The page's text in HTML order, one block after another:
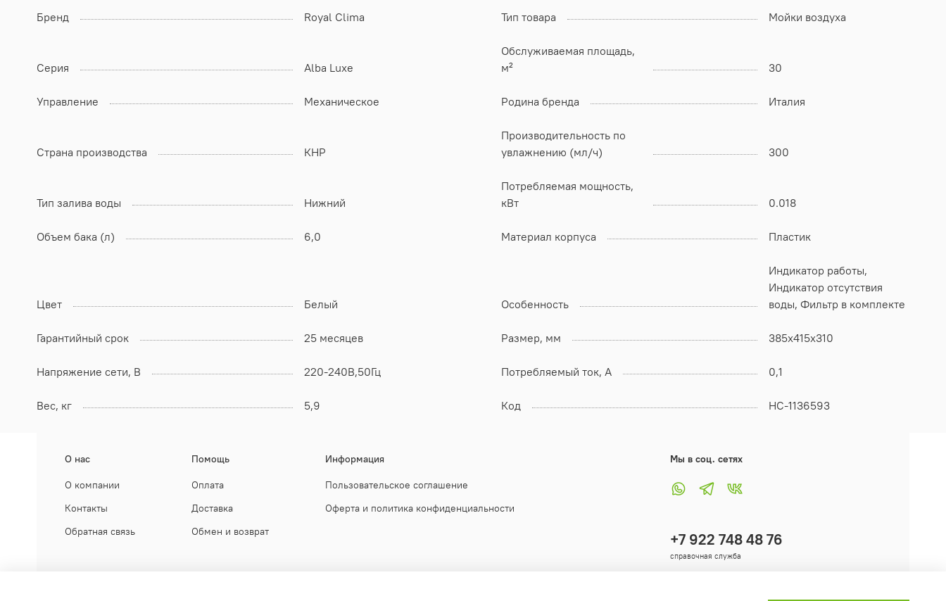
Бренд Royal Clima Тип товара Мойки воздуха
Серия Alba Luxe
Обслуживаемая площадь,
м²
30
Управление Механическое Родина бренда Италия
Страна производства КНР
Производительность по
увлажнению (мл/ч)
300
Тип залива воды Нижний
Потребляемая мощность,
кВт
0.018
Объем бака (л) 6,0 Материал корпуса Пластик
Цвет Белый Особенность
Индикатор работы,
Индикатор отсутствия
воды, Фильтр в комплекте
Гарантийный срок 25 месяцев Размер, мм 385x415x310
Напряжение сети, В 220-240В,50Гц Потребляемый ток, А 0,1
Вес, кг 5,9 Код НС-1136593
О нас
О компании
Контакты
Обратная связь
Помощь
Оплата
Доставка
Обмен и возврат
Информация
Пользовательское соглашение
Оферта и политика конфиденциальности
Мы в соц. сетях
+7 922 748 48 76
справочная служба